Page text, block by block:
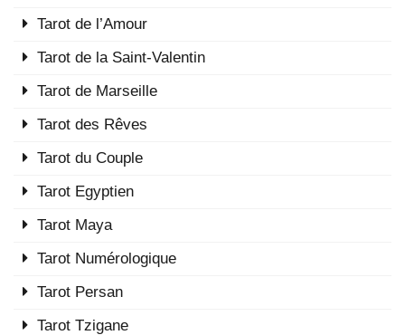
Tarot de l’Amour
Tarot de la Saint-Valentin
Tarot de Marseille
Tarot des Rêves
Tarot du Couple
Tarot Egyptien
Tarot Maya
Tarot Numérologique
Tarot Persan
Tarot Tzigane